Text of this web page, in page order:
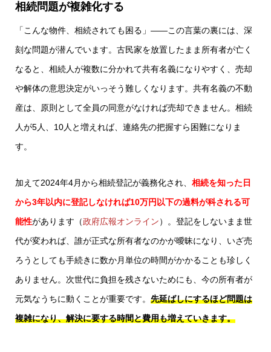
相続問題が複雑化する
「こんな物件、相続されても困る」――この言葉の裏には、深
刻な問題が潜んでいます。古民家を放置したまま所有者が亡く
なると、相続人が複数に分かれて共有名義になりやすく、売却
や解体の意思決定がいっそう難しくなります。共有名義の不動
産は、原則として全員の同意がなければ売却できません。相続
人が5人、10人と増えれば、連絡先の把握すら困難になりま
す。
加えて2024年4月から相続登記が義務化され、 相続を知った日
から3年以内に登記しなければ10万円以下の過料が科される可
能性があります（政府広報オンライン）。登記をしないまま世
代が変われば、誰が正式な所有者なのかが曖昧になり、いざ売
ろうとしても手続きに数か月単位の時間がかかることも珍しく
ありません。次世代に負担を残さないためにも、今の所有者が
元気なうちに動くことが重要です。 先延ばしにするほど問題は
複雑になり、解決に要する時間と費用も増えていきます。